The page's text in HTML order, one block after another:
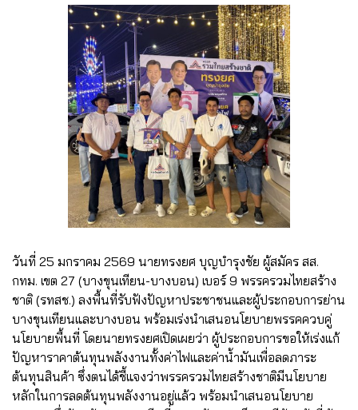
วันที่ 25 มกราคม 2569 นายทรงยศ บุญบำรุงชัย ผู้สมัคร สส.
กทม. เขต 27 (บางขุนเทียน-บางบอน) เบอร์ 9 พรรครวมไทยสร้าง
ชาติ (รทสช.) ลงพื้นที่รับฟังปัญหาประชาชนและผู้ประกอบการย่าน
บางขุนเทียนและบางบอน พร้อมเร่งนำเสนอนโยบายพรรคควบคู่
นโยบายพื้นที่ โดยนายทรงยศเปิดเผยว่า ผู้ประกอบการขอให้เร่งแก้
ปัญหาราคาต้นทุนพลังงานทั้งค่าไฟและค่าน้ำมันเพื่อลดภาระ
ต้นทุนสินค้า ซึ่งตนได้ชี้แจงว่าพรรครวมไทยสร้างชาติมีนโยบาย
หลักในการลดต้นทุนพลังงานอยู่แล้ว พร้อมนำเสนอนโยบาย